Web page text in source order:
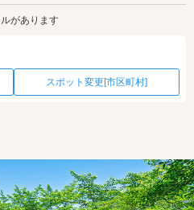
があります
スポット変更[市区町村]